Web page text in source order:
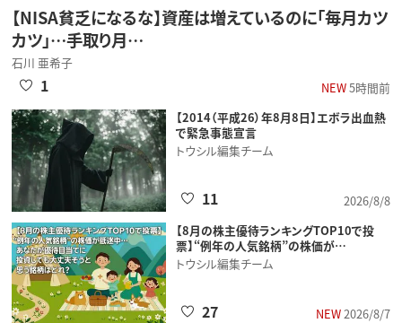
【NISA貧乏になるな】資産は増えているのに「毎月カツ
カツ」…手取り月…
石川 亜希子
NEW5時間前
1
【2014（平成26）年8月8日】エボラ出血熱
で緊急事態宣言
トウシル編集チーム
2026/8/8
11
【8月の株主優待ランキングTOP10で投
票】“例年の人気銘柄”の株価が…
トウシル編集チーム
NEW2026/8/7
27